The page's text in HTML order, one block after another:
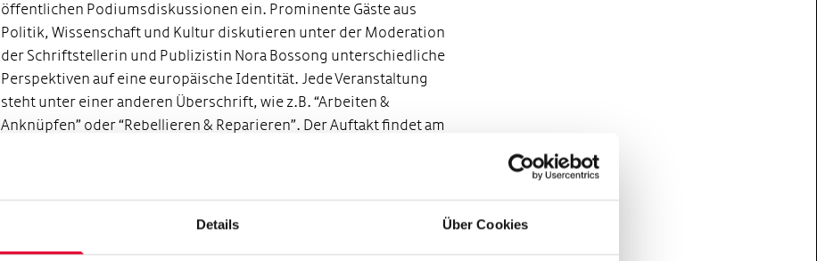
Details Über Cookies
öffentlichen Podiumsdiskussionen ein. Prominente Gäste aus
Politik, Wissenschaft und Kultur diskutieren unter der Moderation
der Schriftstellerin und Publizistin Nora Bossong unterschiedliche
Perspektiven auf eine europäische Identität. Jede Veranstaltung
steht unter einer anderen Überschrift, wie z.B. “Arbeiten &
Anknüpfen” oder “Rebellieren & Reparieren”. Der Auftakt findet am
Jugendliche in Workshops vor Ort ihre eigenen Sichtweisen zum